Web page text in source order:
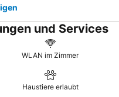
und Services
WLAN im Zimmer
Haustiere erlaubt